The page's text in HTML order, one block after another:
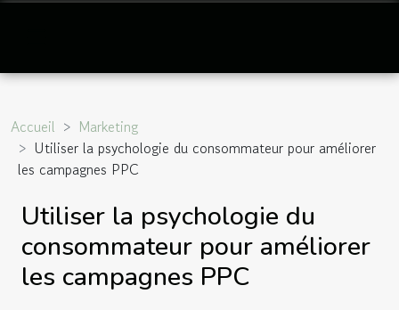
Accueil
Marketing
Utiliser la psychologie du consommateur pour améliorer
les campagnes PPC
Utiliser la psychologie du
consommateur pour améliorer
les campagnes PPC